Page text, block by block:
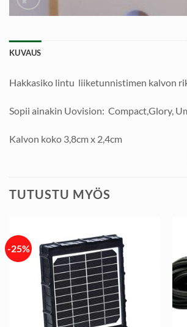
KUVAUS
Hakkasiko lintu liiketunnistimen kalvon
Sopii ainakin Uovision: Compact,Glory,
Kalvon koko 3,8cm x 2,4cm
TUTUSTU MYÖS
-25%